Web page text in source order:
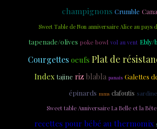
champignons Crumble
Sweet Table de Non anniversaire Alice au pays
tapenade/olives poke bowl vol au vent Ebly/
Courgettes oeufs Plat de
Index tajine riz blabla panais Galettes
épinards mms clafoutis sardine
Sweet table Anniversaire La Belle et la Bête
recettes pour bébé au thermomix